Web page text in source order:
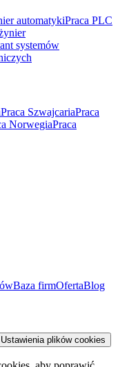
automatykiPraca PLC
systemów
Praca SzwajcariaPraca
NorwegiaPraca
Baza firmOfertaBlog
Ustawienia plików cookies